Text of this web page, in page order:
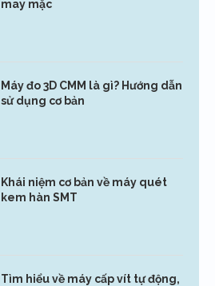
may mặc
Máy đo 3D CMM là gì? Hướng dẫn
sử dụng cơ bản
Khái niệm cơ bản về máy quét
kem hàn SMT
Tìm hiểu về máy cấp vít tự động,